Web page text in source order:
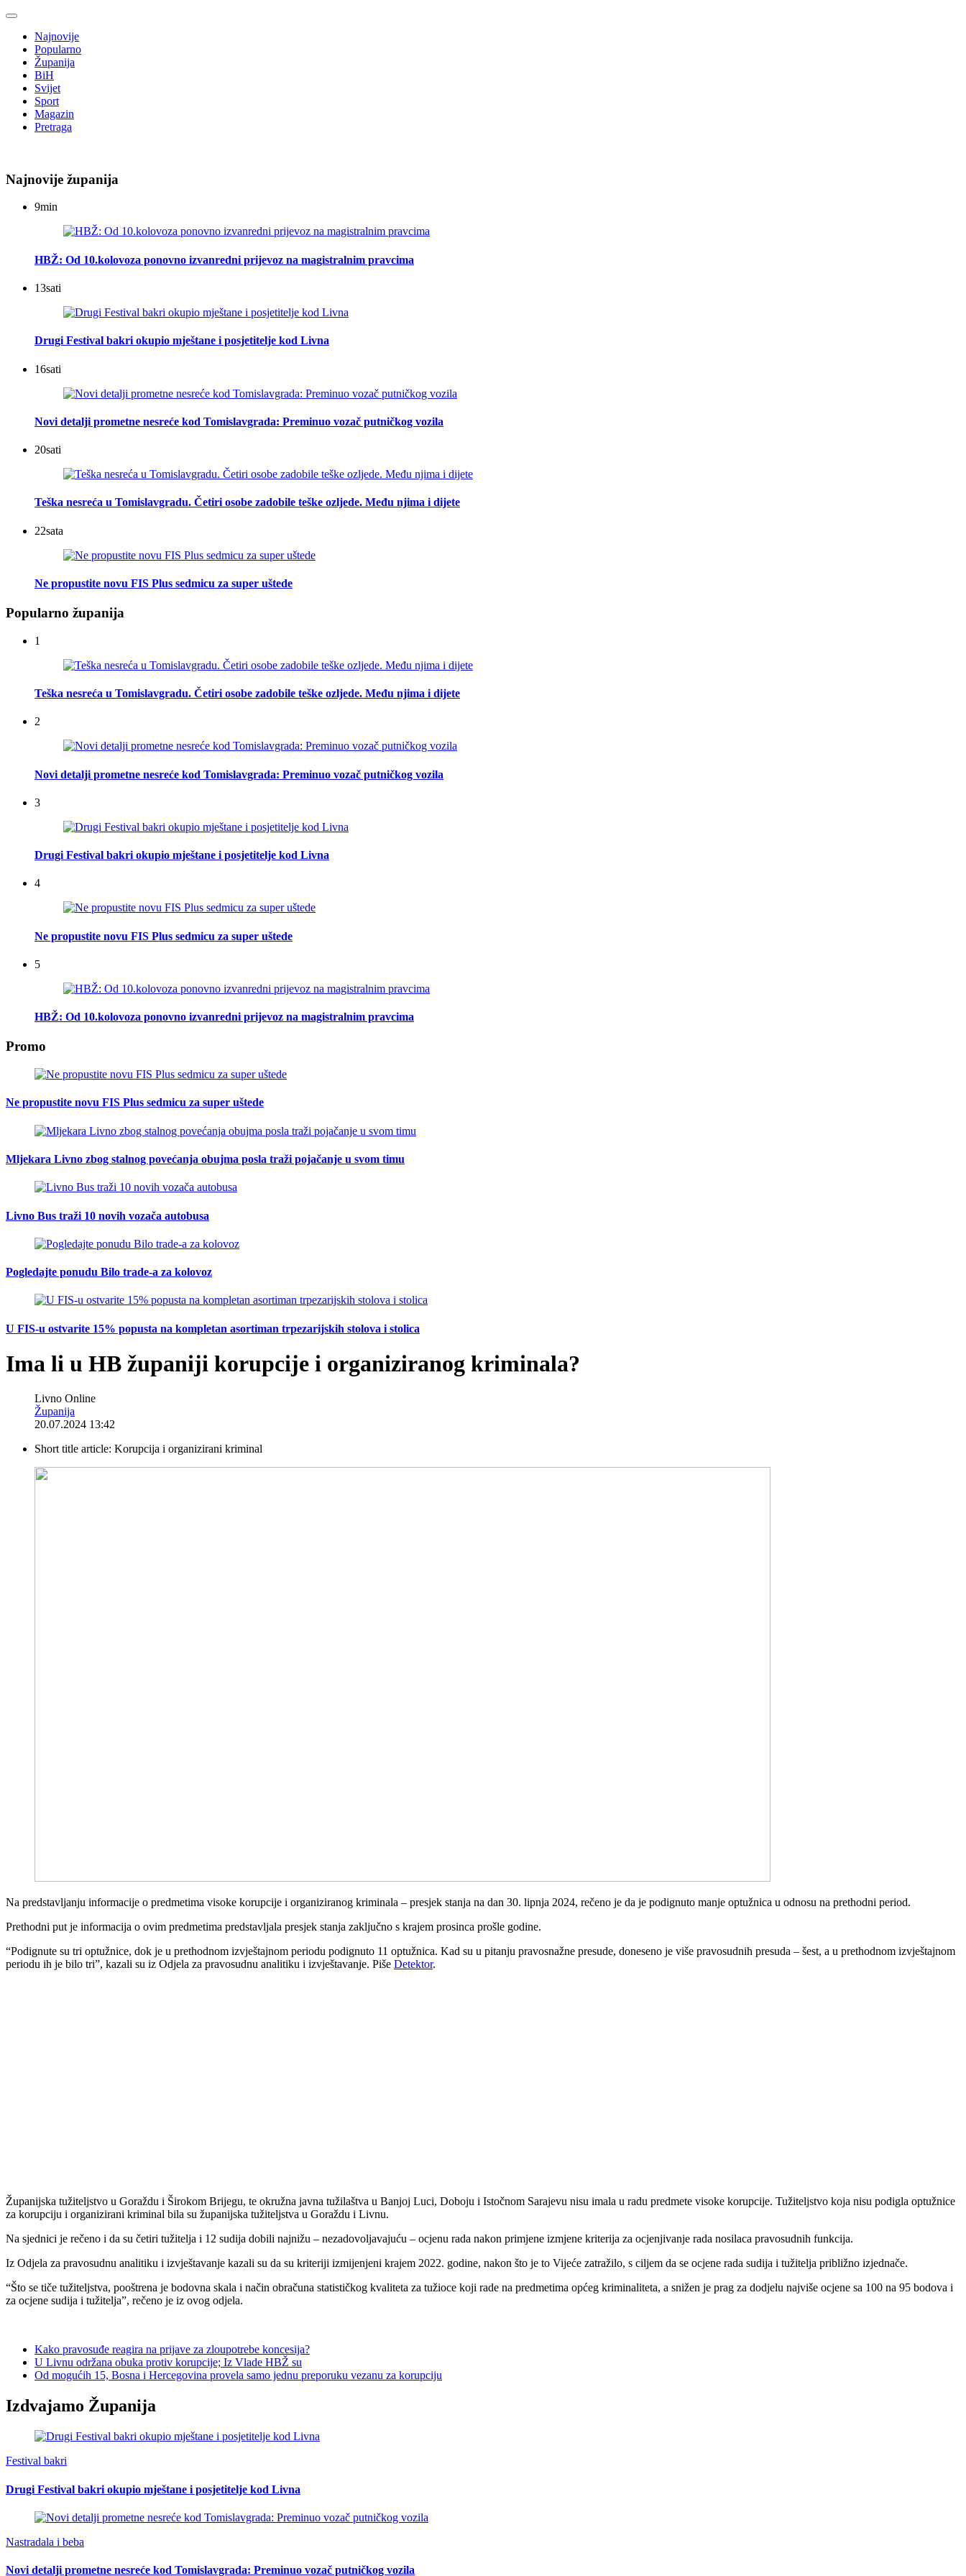
Najnovije
Popularno
Županija
BiH
Svijet
Sport
Magazin
Pretraga
Najnovije županija
9min
HBŽ: Od 10.kolovoza ponovno izvanredni prijevoz na magistralnim pravcima
13sati
Drugi Festival bakri okupio mještane i posjetitelje kod Livna
16sati
Novi detalji prometne nesreće kod Tomislavgrada: Preminuo vozač putničkog vozila
20sati
Teška nesreća u Tomislavgradu. Četiri osobe zadobile teške ozljede. Među njima i dijete
22sata
Ne propustite novu FIS Plus sedmicu za super uštede
Popularno županija
1
Teška nesreća u Tomislavgradu. Četiri osobe zadobile teške ozljede. Među njima i dijete
2
Novi detalji prometne nesreće kod Tomislavgrada: Preminuo vozač putničkog vozila
3
Drugi Festival bakri okupio mještane i posjetitelje kod Livna
4
Ne propustite novu FIS Plus sedmicu za super uštede
5
HBŽ: Od 10.kolovoza ponovno izvanredni prijevoz na magistralnim pravcima
Promo
Ne propustite novu FIS Plus sedmicu za super uštede
Mljekara Livno zbog stalnog povećanja obujma posla traži pojačanje u svom timu
Livno Bus traži 10 novih vozača autobusa
Pogledajte ponudu Bilo trade-a za kolovoz
U FIS-u ostvarite 15% popusta na kompletan asortiman trpezarijskih stolova i stolica
Ima li u HB županiji korupcije i organiziranog kriminala?
Livno Online
Županija
20.07.2024 13:42
Short title article: Korupcija i organizirani kriminal
Na predstavljanju informacije o predmetima visoke korupcije i organiziranog kriminala – presjek stanja na dan 30. lipnja 2024, rečeno je da je podignuto manje optužnica u odnosu na prethodni period.
Prethodni put je informacija o ovim predmetima predstavljala presjek stanja zaključno s krajem prosinca prošle godine.
“Podignute su tri optužnice, dok je u prethodnom izvještajnom periodu podignuto 11 optužnica. Kad su u pitanju pravosnažne presude, doneseno je više pravosudnih presuda – šest, a u prethodnom izvještajnom
periodu ih je bilo tri”, kazali su iz Odjela za pravosudnu analitiku i izvještavanje. Piše Detektor.
Županijska tužiteljstvo u Goraždu i Širokom Brijegu, te okružna javna tužilaštva u Banjoj Luci, Doboju i Istočnom Sarajevu nisu imala u radu predmete visoke korupcije. Tužiteljstvo koja nisu podigla optužnice
za korupciju i organizirani kriminal bila su županijska tužiteljstva u Goraždu i Livnu.
Na sjednici je rečeno i da su četiri tužitelja i 12 sudija dobili najnižu – nezadovoljavajuću – ocjenu rada nakon primjene izmjene kriterija za ocjenjivanje rada nosilaca pravosudnih funkcija.
Iz Odjela za pravosudnu analitiku i izvještavanje kazali su da su kriteriji izmijenjeni krajem 2022. godine, nakon što je to Vijeće zatražilo, s ciljem da se ocjene rada sudija i tužitelja približno izjednače.
“Što se tiče tužiteljstva, pooštrena je bodovna skala i način obračuna statističkog kvaliteta za tužioce koji rade na predmetima općeg kriminaliteta, a snižen je prag za dodjelu najviše ocjene sa 100 na 95 bodova i
za ocjene sudija i tužitelja”, rečeno je iz ovog odjela.
Kako pravosuđe reagira na prijave za zloupotrebe koncesija?
U Livnu održana obuka protiv korupcije; Iz Vlade HBŽ su
Od mogućih 15, Bosna i Hercegovina provela samo jednu preporuku vezanu za korupciju
Izdvajamo Županija
Festival bakri
Drugi Festival bakri okupio mještane i posjetitelje kod Livna
Nastradala i beba
Novi detalji prometne nesreće kod Tomislavgrada: Preminuo vozač putničkog vozila